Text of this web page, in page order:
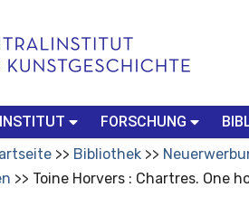
INSTITUT FORSCHUNG
Bibliothek
Toine Horvers : Chartres. One